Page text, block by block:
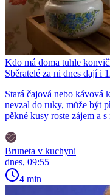
Kdo má doma tuhle
Sběratelé za ni dnes dají i
Stará čajová nebo kávová
nevzal do ruky, může být
pěkné kusy roste zájem a
Bruneta v kuchyni
dnes, 09:55
4 min